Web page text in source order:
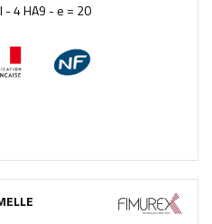
- 4 HA9 - e = 20